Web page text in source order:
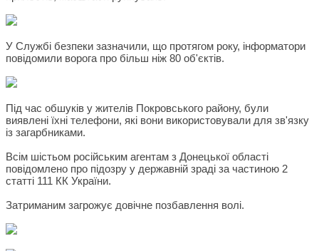
У Службі безпеки зазначили, що протягом року, інформатори
повідомили ворога про більш ніж 80 об'єктів.
Під час обшуків у жителів Покровського району, були
виявлені їхні телефони, які вони використовували для зв'язку
із загарбниками.
Всім шістьом російським агентам з Донецької області
повідомлено про підозру у державній зраді за частиною 2
статті 111 КК України.
Затриманим загрожує довічне позбавлення волі.